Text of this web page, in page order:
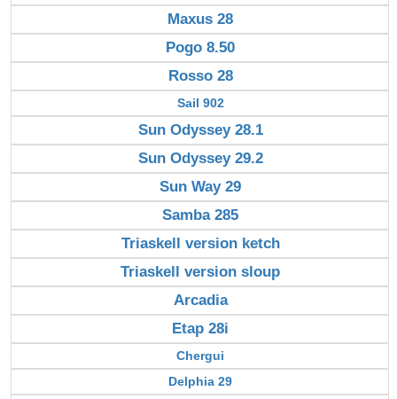
Maxus 28
Pogo 8.50
Rosso 28
Sail 902
Sun Odyssey 28.1
Sun Odyssey 29.2
Sun Way 29
Samba 285
Triaskell version ketch
Triaskell version sloup
Arcadia
Etap 28i
Chergui
Delphia 29